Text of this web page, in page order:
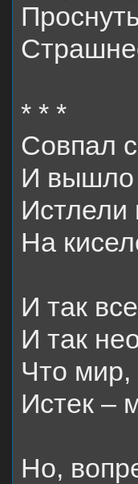
* * *
Совпал
И вышло
Истлели
На
И так
И так
Что
Истек –
Но,